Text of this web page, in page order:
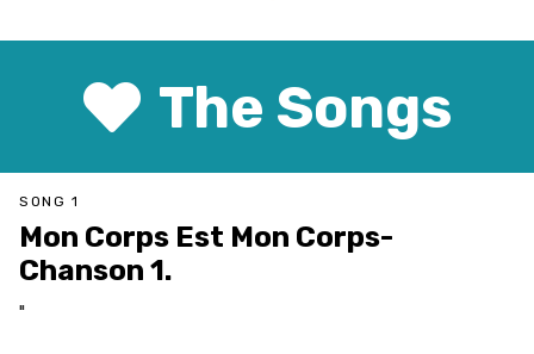
The Songs
SONG 1
Mon Corps Est Mon Corps-
Chanson 1.
"